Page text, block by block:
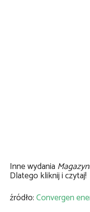
Inne wydania
Dlatego kliknij i czytaj!
źródło:Convergen